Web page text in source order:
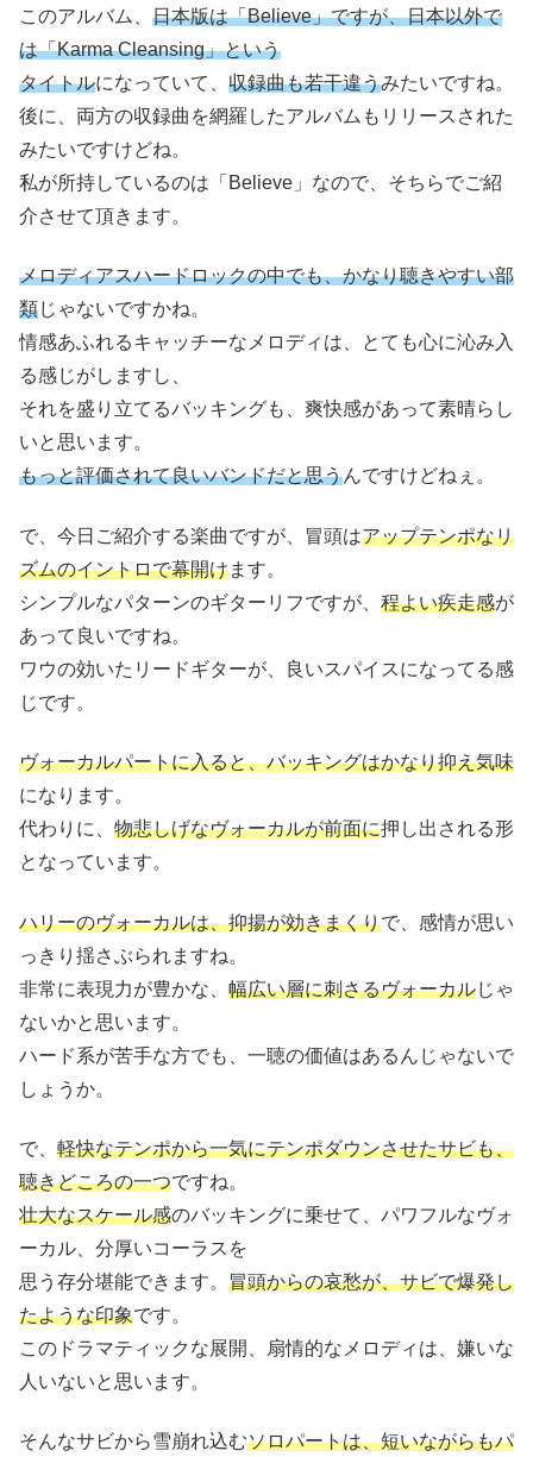
このアルバム、 日本版は「Believe」ですが、日本以外で
は「Karma Cleansing」という
タイトルになっていて、 収録曲も若干違うみたいですね。
後に、両方の収録曲を網羅したアルバムもリリースされた
みたいですけどね。
私が所持しているのは「Believe」なので、そちらでご紹
介させて頂きます。
メロディアスハードロックの中でも、かなり聴きやすい部
類じゃないですかね。
情感あふれるキャッチーなメロディは、とても心に沁み入
る感じがしますし、
それを盛り立てるバッキングも、爽快感があって素晴らし
いと思います。
もっと評価されて良いバンドだと思うんですけどねぇ。
で、今日ご紹介する楽曲ですが、冒頭はアップテンポなリ
ズムのイントロで幕開けます。
シンプルなパターンのギターリフですが、 程よい疾走感が
あって良いですね。
ワウの効いたリードギターが、良いスパイスになってる感
じです。
ヴォーカルパートに入ると、バッキングはかなり抑え気味
になります。
代わりに、 物悲しげなヴォーカルが前面に押し出される形
となっています。
ハリーのヴォーカルは、抑揚が効きまくりで、感情が思い
っきり揺さぶられますね。
非常に表現力が豊かな、 幅広い層に刺さるヴォーカルじゃ
ないかと思います。
ハード系が苦手な方でも、一聴の価値はあるんじゃないで
しょうか。
で、 軽快なテンポから一気にテンポダウンさせたサビも、
聴きどころの一つですね。
壮大なスケール感のバッキングに乗せて、パワフルなヴォ
ーカル、分厚いコーラスを
思う存分堪能できます。 冒頭からの哀愁が、サビで爆発し
たような印象です。
このドラマティックな展開、扇情的なメロディは、嫌いな
人いないと思います。
そんなサビから雪崩れ込むソロパートは、短いながらもパ